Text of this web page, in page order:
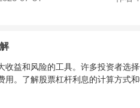
益和风险的工具。许多投资者选
。了解股票杠杆利息的计算方式